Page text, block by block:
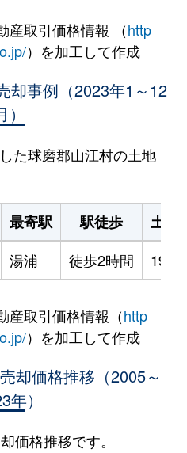
産取引価格情報 （http
）を加工して作成
却事例（2023年1～12
）
た球磨郡山江村の土地
最寄駅 駅徒歩
土地
湯浦 徒歩2時間
産取引価格情報（http
）を加工して作成
却価格推移（2005～
年）
価格推移です。